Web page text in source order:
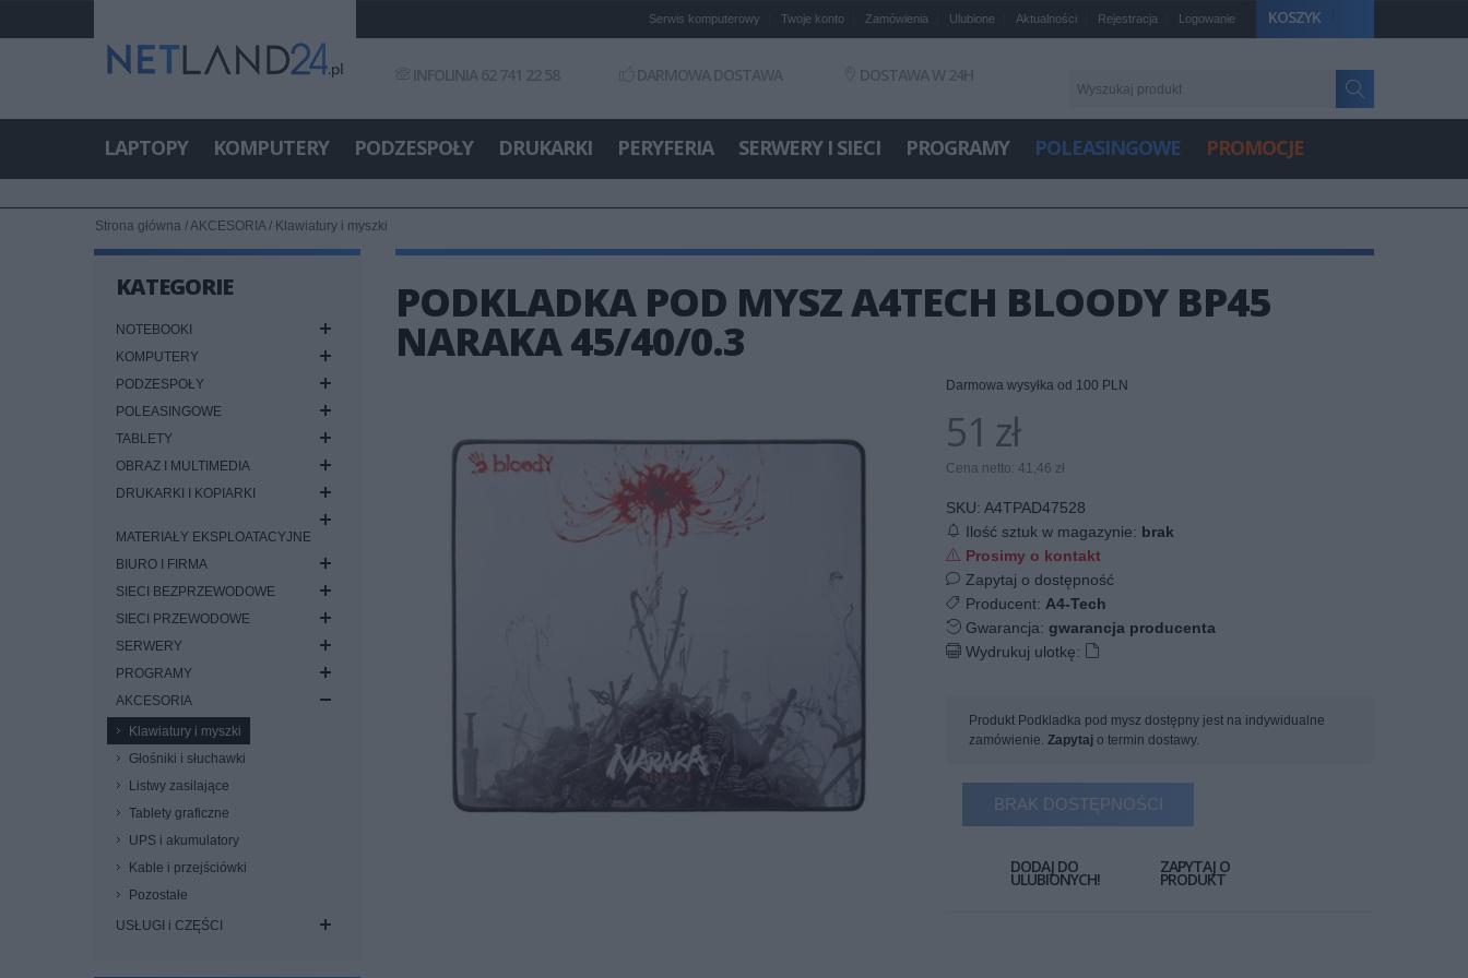
KOSZYK
Serwis komputerowy Twoje konto Zamówienia Ulubione Aktualności Rejestracja Logowanie
INFOLINIA 62 741 22 58 DARMOWA DOSTAWA DOSTAWA W 24H
LAPTOPY KOMPUTERY PODZESPOŁY DRUKARKI PERYFERIA SERWERY I SIECI PROGRAMY POLEASINGOWE PROMOCJE
Strona główna /AKCESORIA/ Klawiatury i myszki
KATEGORIE
NOTEBOOKI
KOMPUTERY
PODZESPOŁY
POLEASINGOWE
TABLETY
OBRAZ I MULTIMEDIA
DRUKARKI I KOPIARKI
MATERIAŁY EKSPLOATACYJNE
BIURO I FIRMA
SIECI BEZPRZEWODOWE
SIECI PRZEWODOWE
SERWERY
PROGRAMY
AKCESORIA
Klawiatury i myszki
Głośniki i słuchawki
Listwy zasilające
Tablety graficzne
UPS i akumulatory
Kable i przejściówki
Pozostałe
USŁUGI i CZĘŚCI
PODKLADKA POD MYSZ A4TECH BLOODY BP45
NARAKA 45/40/0.3
Darmowa wysyłka od 100 PLN
51 zł
Cena netto: 41,46 zł
SKU: A4TPAD47528
Ilość sztuk w magazynie: brak
Prosimy o kontakt
Zapytaj o dostępność
Producent: A4-Tech
Gwarancja: gwarancja producenta
Wydrukuj ulotkę:
Produkt Podkladka pod mysz dostępny jest na indywidualne
zamówienie. Zapytaj o termin dostawy.
BRAK DOSTĘPNOŚCI
DODAJ DO
ULUBIONYCH!
ZAPYTAJ O
PRODUKT